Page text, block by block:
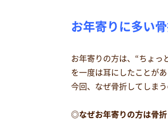
お年寄りに多い
お年寄りの方は、“ちょっ
を一度は耳にしたことが
今回、なぜ骨折してしま
◎なぜお年寄りの方は骨折